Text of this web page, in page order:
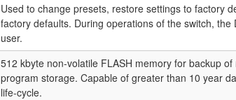
Used to change presets, restore settings to factory
factory defaults. During operations of the switch,
user.
512 kbyte non-volatile FLASH memory for backup
program storage. Capable of greater than 10 year
life-cycle.